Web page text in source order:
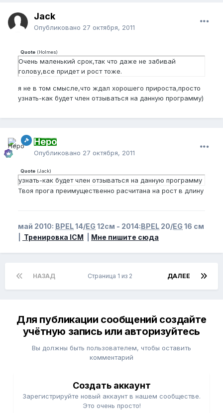
Jack
Опубликовано 27 октября, 2011
Quote (Holmes)
Очень маленький срок,так что даже не забивай
голову,все придет и рост тоже.
я не в том смысле,что ждал хорошего прироста,просто
узнать-как будет член отзываться на данную программу)
Неро
Опубликовано 27 октября, 2011
Quote (Jack)
узнать-как будет член отзываться на данную программу
Твоя прога преимущественно расчитана на рост в длину
май 2010: BPEL14/EG 12см - 2014:BPEL 20/EG 16 см
Тренировка ICM Мне пишите сюда
НАЗАД ДАЛЕЕ
Страница 1 из 2
Для публикации сообщений создайте
учётную запись или авторизуйтесь
Вы должны быть пользователем, чтобы оставить
комментарий
Создать аккаунт
Зарегистрируйте новый аккаунт в нашем сообществе.
Это очень просто!